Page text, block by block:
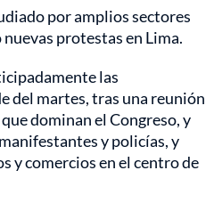
por amplios sectores
protestas en Lima.
las
del martes, tras una reunión
dominan el Congreso, y
y policías, y
y comercios en el centro de